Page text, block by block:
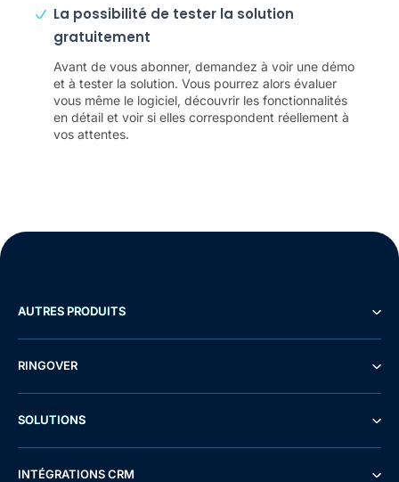
La possibilité de tester la solution
gratuitement
Avant de vous abonner, demandez à voir une démo
et à tester la solution. Vous pourrez alors évaluer
vous même le logiciel, découvrir les fonctionnalités
en détail et voir si elles correspondent réellement à
vos attentes.
AUTRES PRODUITS
RINGOVER
SOLUTIONS
INTÉGRATIONS CRM